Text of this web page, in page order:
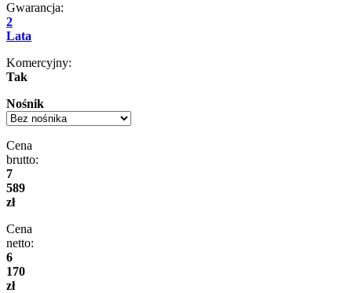
Gwarancja:
2
Lata
Komercyjny:
Tak
Nośnik
Cena
brutto:
7
589
zł
Cena
netto:
6
170
zł